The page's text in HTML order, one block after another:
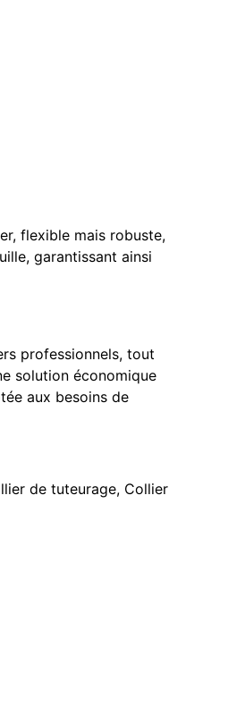
flexible mais robuste,
garantissant ainsi
professionnels, tout
solution économique
aux besoins de
de tuteurage, Collier